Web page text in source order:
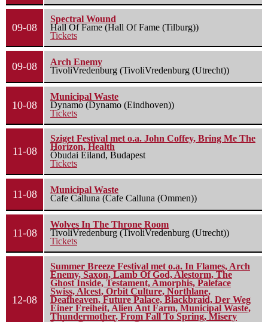
09-08
Spectral Wound
Hall Of Fame (Hall Of Fame (Tilburg))
Tickets
09-08
Arch Enemy
TivoliVredenburg (TivoliVredenburg (Utrecht))
10-08
Municipal Waste
Dynamo (Dynamo (Eindhoven))
Tickets
11-08
Sziget Festival met o.a. John Coffey, Bring Me The
Horizon, Health
Óbudai Eiland, Budapest
Tickets
11-08
Municipal Waste
Cafe Calluna (Cafe Calluna (Ommen))
11-08
Wolves In The Throne Room
TivoliVredenburg (TivoliVredenburg (Utrecht))
Tickets
12-08
Summer Breeze Festival met o.a. In Flames, Arch
Enemy, Saxon, Lamb Of God, Alestorm, The
Ghost Inside, Testament, Amorphis, Paleface
Swiss, Alcest, Orbit Culture, Northlane,
Deafheaven, Future Palace, Blackbraid, Der Weg
Einer Freiheit, Alien Ant Farm, Municipal Waste,
Thundermother, From Fall To Spring, Misery